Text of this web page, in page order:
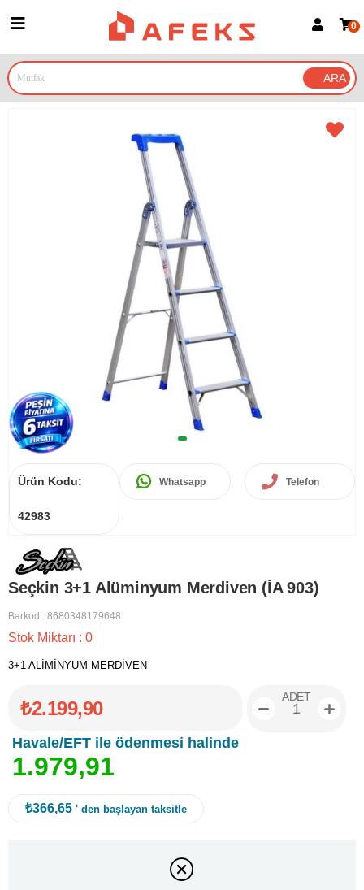
Google İle Bağlan
0
Ürün Kodu:
42983
Whatsapp Telefon
Seçkin 3+1 Alüminyum Merdiven (İA 903)
Barkod : 8680348179648
Stok Miktarı : 0
3+1 ALİMİNYUM MERDİVEN
₺2.199,90
Havale/EFT ile ödenmesi halinde
1.979,91
ADET
₺366,65 ' den başlayan taksitle